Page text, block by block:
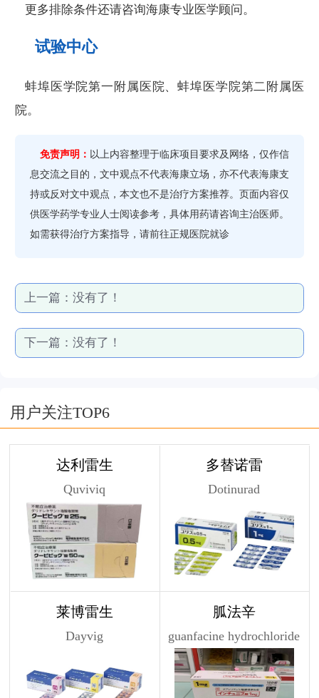
更多排除条件还请咨询海康专业医学顾问。
试验中心
蚌埠医学院第一附属医院、蚌埠医学院第二附属医
院。
免责声明： 以上内容整理于临床项目要求及网络，仅作信
息交流之目的，文中观点不代表海康立场，亦不代表海康支
持或反对文中观点，本文也不是治疗方案推荐。页面内容仅
供医学药学专业人士阅读参考，具体用药请咨询主治医师。
如需获得治疗方案指导，请前往正规医院就诊
上一篇： 没有了！
下一篇： 没有了！
用户关注TOP6
达利雷生
Quviviq
多替诺雷
Dotinurad
莱博雷生
Dayvig
胍法辛
guanfacine hydrochloride